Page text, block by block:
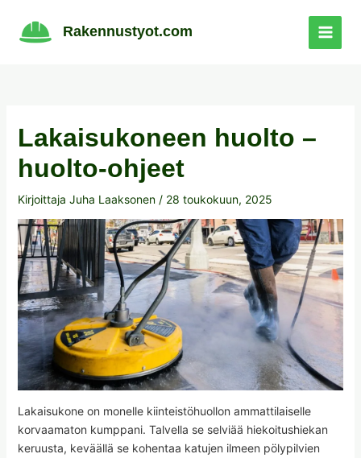
sisältöön
Rakennustyot.com
Lakaisukoneen huolto –
huolto-ohjeet
Kirjoittaja Juha Laaksonen / 28 toukokuun, 2025
Lakaisukone on monelle kiinteistöhuollon ammattilaiselle
korvaamaton kumppani. Talvella se selviää hiekoitushiekan
keruusta, keväällä se kohentaa katujen ilmeen pölypilvien